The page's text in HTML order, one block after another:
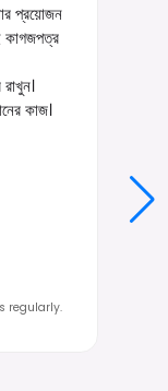
প্রয়োজন
কাগজপত্র
কাজ।
regularly.